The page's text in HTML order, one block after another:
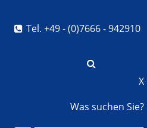
Tel. +49 - (0)7666 - 942910
X
Was suchen Sie?